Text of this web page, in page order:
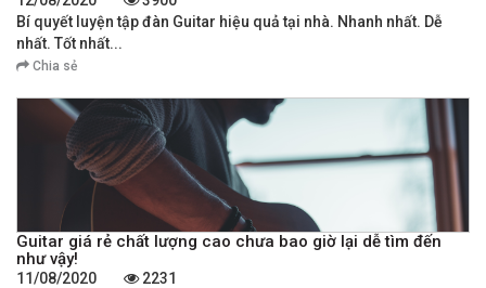
Bí quyết luyện tập đàn Guitar hiệu quả tại nhà. Nhanh nhất. Dễ
nhất. Tốt nhất...
Chia sẻ
Guitar giá rẻ chất lượng cao chưa bao giờ lại dễ tìm đến
như vậy!
11/08/2020
2231